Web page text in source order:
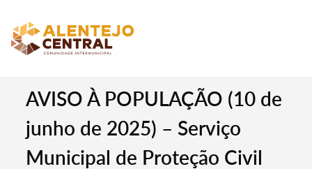
AVISO À POPULAÇÃO (10 de
junho de 2025) – Serviço
Municipal de Proteção Civil